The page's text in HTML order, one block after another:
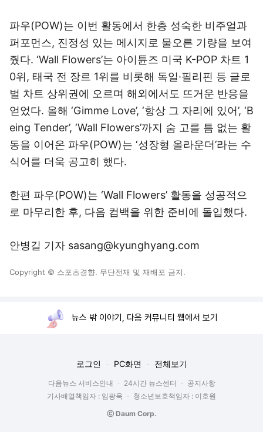
파우(POW)는 이번 활동에서 한층 성숙한 비주얼과
퍼포먼스, 진정성 있는 메시지로 물오른 기량을 보여
줬다. ‘Wall Flowers’는 아이튠즈 미국 K-POP 차트 1
0위, 태국 전 장르 1위를 비롯해 독일·필리핀 등 글로
벌 차트 상위권에 오르며 해외에서도 뜨거운 반응을
얻었다. 올해 ‘Gimme Love’, ‘항상 그 자리에 있어’, ‘B
eing Tender’, ‘Wall Flowers’까지 숨 고를 틈 없는 활
동을 이어온 파우(POW)는 ‘성장형 올라운더’라는 수
식어를 더욱 공고히 했다.
한편 파우(POW)는 ‘Wall Flowers’ 활동을 성공적으
로 마무리한 후, 다음 컴백을 위한 준비에 돌입했다.
안병길 기자 sasang@kyunghyang.com
Copyright © 스포츠경향. 무단전재 및 재배포 금지.
뉴스 밖 이야기, 다음 커뮤니티 웹에서 보기
로그인 PC화면 전체보기
다음뉴스 서비스안내 24시간 뉴스센터
공지사항
기사배열책임자 : 임광욱
청소년보호책임자 : 이호원
ⓒ Daum Corp.